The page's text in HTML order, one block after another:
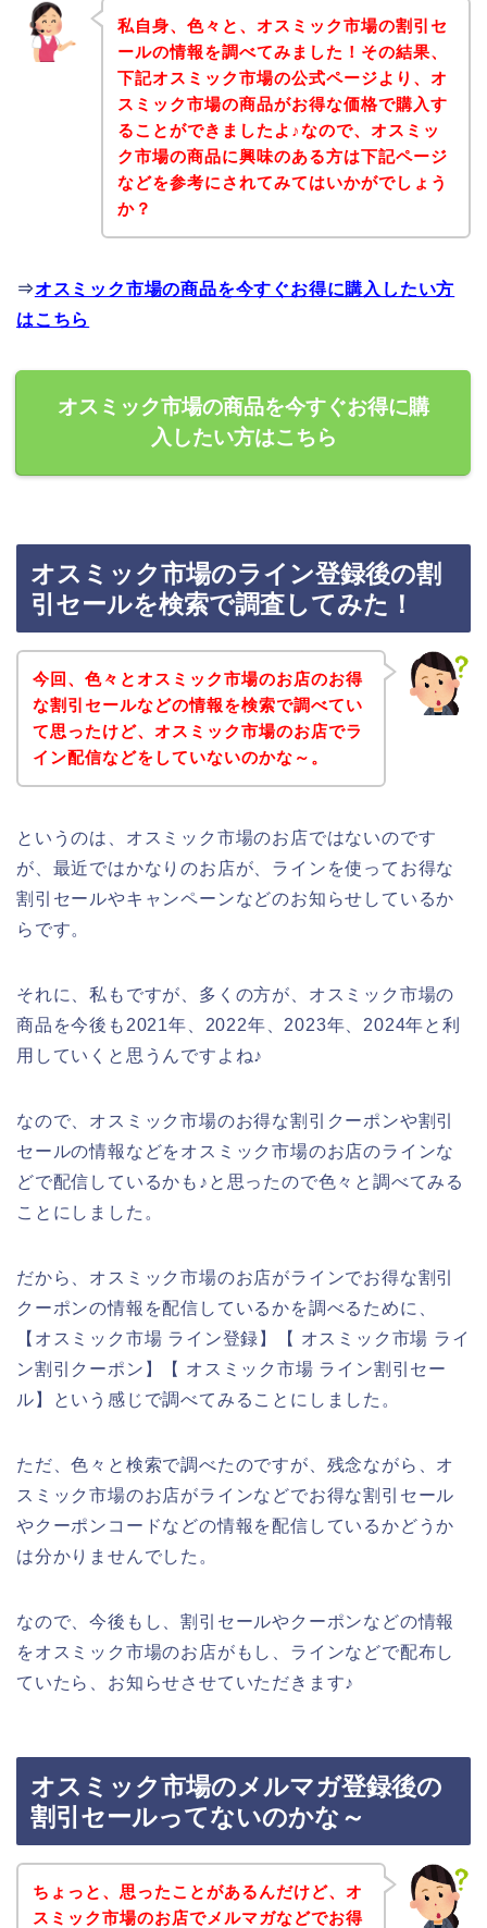
私自身、色々と、オスミック市場の割引セ
ールの情報を調べてみました！その結果、
下記オスミック市場の公式ページより、オ
スミック市場の商品がお得な価格で購入す
ることができましたよ♪なので、オスミッ
ク市場の商品に興味のある方は下記ページ
などを参考にされてみてはいかがでしょう
か？
⇒オスミック市場の商品を今すぐお得に購入したい方
はこちら
オスミック市場の商品を今すぐお得に購
入したい方はこちら
オスミック市場のライン登録後の割
引セールを検索で調査してみた！
今回、色々とオスミック市場のお店のお得
な割引セールなどの情報を検索で調べてい
て思ったけど、オスミック市場のお店でラ
イン配信などをしていないのかな～。
というのは、オスミック市場のお店ではないのです
が、最近ではかなりのお店が、ラインを使ってお得な
割引セールやキャンペーンなどのお知らせしているか
らです。
それに、私もですが、多くの方が、オスミック市場の
商品を今後も2021年、2022年、2023年、2024年と利
用していくと思うんですよね♪
なので、オスミック市場のお得な割引クーポンや割引
セールの情報などをオスミック市場のお店のラインな
どで配信しているかも♪と思ったので色々と調べてみる
ことにしました。
だから、オスミック市場のお店がラインでお得な割引
クーポンの情報を配信しているかを調べるために、
【オスミック市場 ライン登録】【 オスミック市場 ライ
ン割引クーポン】【 オスミック市場 ライン割引セー
ル】という感じで調べてみることにしました。
ただ、色々と検索で調べたのですが、残念ながら、オ
スミック市場のお店がラインなどでお得な割引セール
やクーポンコードなどの情報を配信しているかどうか
は分かりませんでした。
なので、今後もし、割引セールやクーポンなどの情報
をオスミック市場のお店がもし、ラインなどで配布し
ていたら、お知らせさせていただきます♪
オスミック市場のメルマガ登録後の
割引セールってないのかな～
ちょっと、思ったことがあるんだけど、オ
スミック市場のお店でメルマガなどでお得